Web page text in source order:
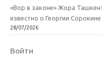
«Вор в законе» Жора
известно о Георгии
28/07/2026
Войти